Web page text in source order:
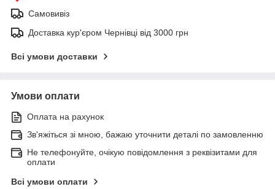
Самовивіз
Доставка кур'єром Чернівці від 3000 грн
Всі умови доставки
Умови оплати
Оплата на рахунок
Зв'яжіться зі мною, бажаю уточнити деталі по замовленню
Не телефонуйте, очікую повідомлення з реквізитами для
оплати
Всі умови оплати